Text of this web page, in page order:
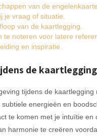
van de
je vraag of situatie.
van de kaartlegging.
noteren voor latere
en inspiratie.
de
tijdens de
energieën en
te komen met je intuïtie en
harmonie te creëren